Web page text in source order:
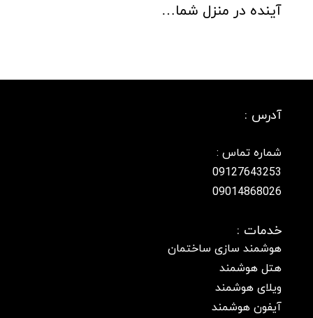
آینده در منزل شما…
آدرس :
شماره تماس :
09127643253
09014868026
خدمات :
هوشمند سازی ساختمان
هتل هوشمند
ویلای هوشمند
آیفون هوشمند